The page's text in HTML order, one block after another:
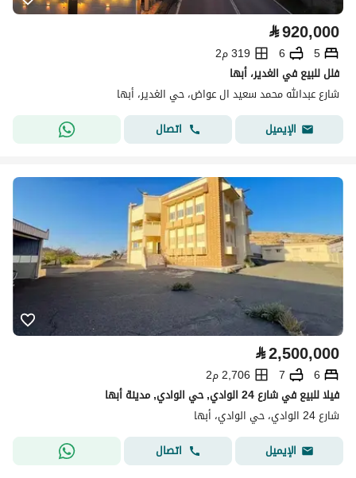
⃁920,000
5
6
319 م2
فلل للبيع في الغدير، أبها
شارع عبدالله محمد سعيد ال عواض، حي الغدير، أبها
الإيميل
اتصال
⃁2,500,000
6
7
2,706 م2
فيلا للبيع في شارع 24 الوادي, حي الوادي, مدينة أبها
شارع 24 الوادي، حي الوادي، أبها
الإيميل
اتصال